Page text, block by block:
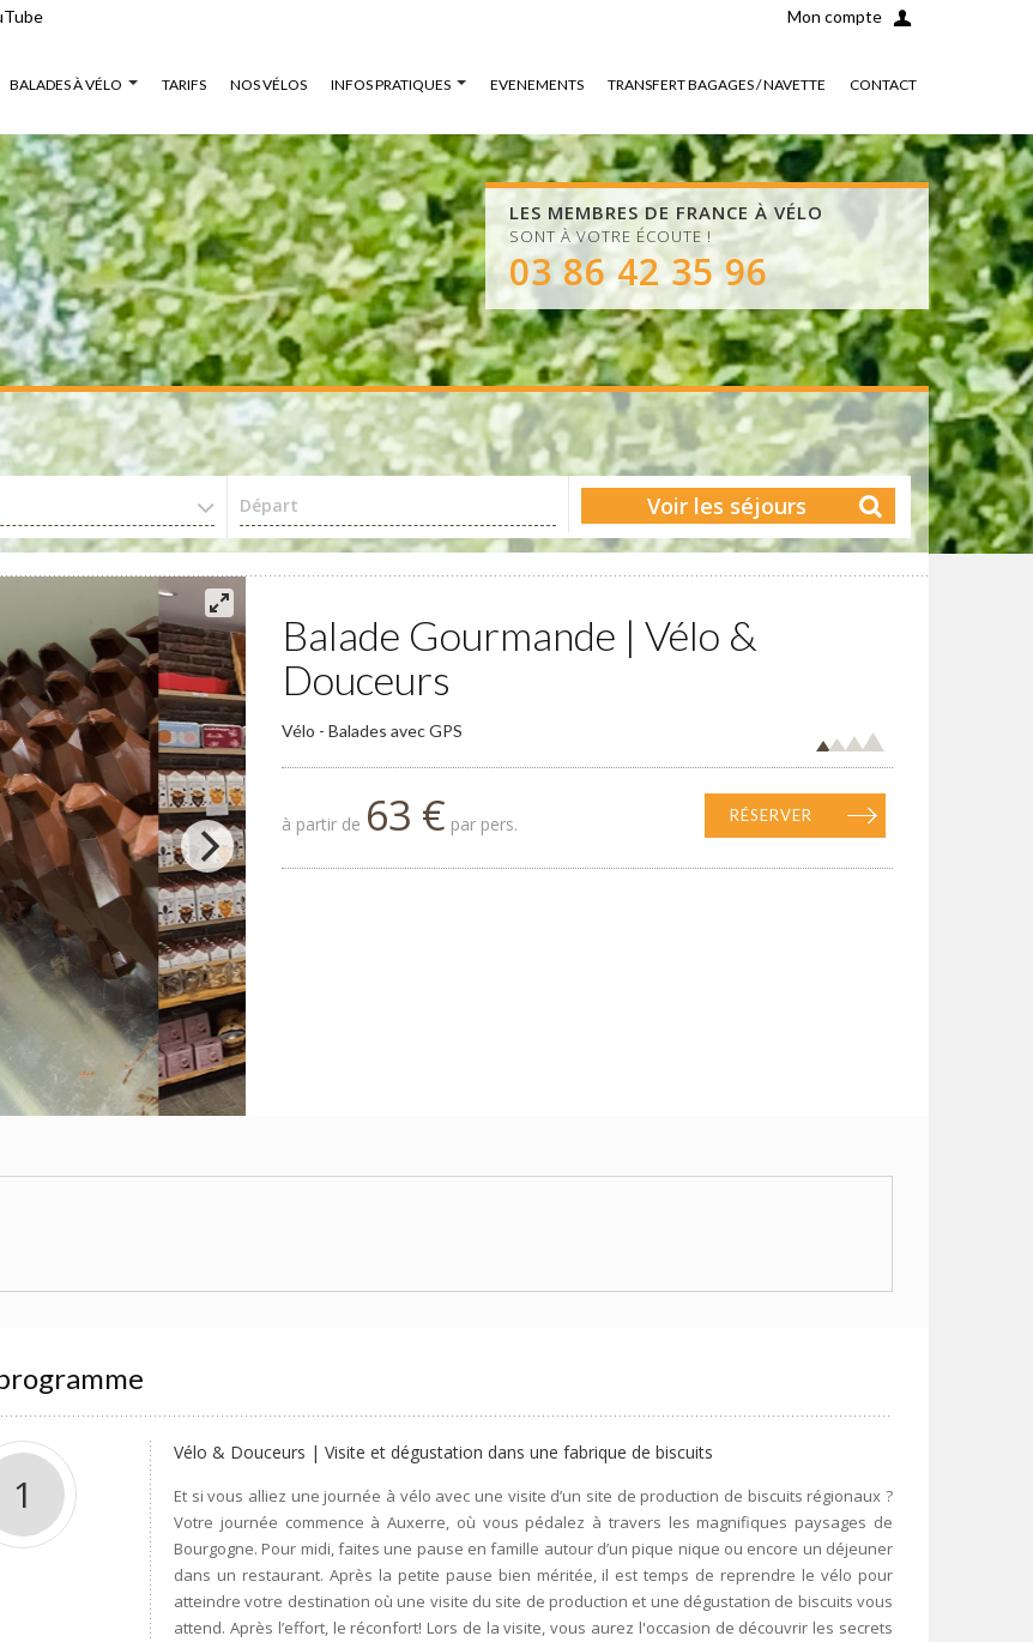
Mon compte
BALADES À VÉLO TARIFS NOS VÉLOS INFOS PRATIQUES EVENEMENTS TRANSFERT BAGAGES / NAVETTE CONTACT
LES MEMBRES DE FRANCE À VÉLO
SONT À VOTRE ÉCOUTE !
03 86 42 35 96
Départ Voir les séjours
Balade Gourmande | Vélo &
Douceurs
Vélo - Balades avec GPS
à partir de 63 € par pers. RÉSERVER
1
Vélo & Douceurs | Visite et dégustation dans une fabrique de biscuits
Et si vous alliez une journée à vélo avec une visite d’un site de production de biscuits régionaux ?
Votre journée commence à Auxerre, où vous pédalez à travers les magnifiques paysages de
Bourgogne. Pour midi, faites une pause en famille autour d’un pique nique ou encore un déjeuner
dans un restaurant. Après la petite pause bien méritée, il est temps de reprendre le vélo pour
atteindre votre destination où une visite du site de production et une dégustation de biscuits vous
attend. Après l’effort, le réconfort! Lors de la visite, vous aurez l'occasion de découvrir les secrets